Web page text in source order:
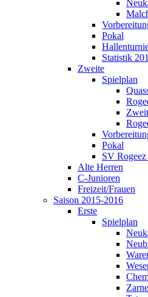
Pokal
Statistik
Zweite
Spielplan
Pokal
SV
Alte Herren
C-Junioren
Freizeit/Frauen
Saison 2015-2016
Erste
Spielplan